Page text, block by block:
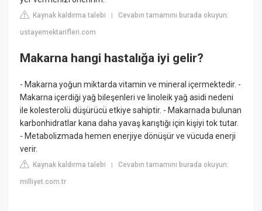
Kaynak kaldırma talebi |Cevabın tamamını burada okuyun:
ustayemektarifleri.com
Makarna hangi hastalığa iyi gelir?
- Makarna yoğun miktarda vitamin ve mineral içermektedir. -
Makarna içerdiği yağ bileşenleri ve linoleik yağ asidi nedeni
ile kolesterolü düşürücü etkiye sahiptir. - Makarnada bulunan
karbonhidratlar kana daha yavaş karıştığı için kişiyi tok tutar.
- Metabolizmada hemen enerjiye dönüşür ve vücuda enerji
verir.
Kaynak kaldırma talebi |Cevabın tamamını burada okuyun:
milliyet.com.tr